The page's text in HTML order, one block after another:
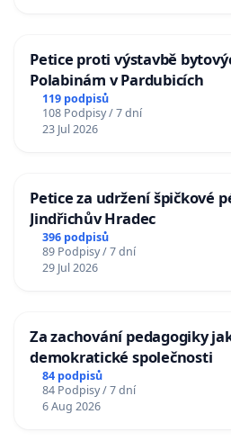
Petice proti výstavbě
Polabinám v Pardubicích
119 podpisů
108 Podpisy / 7 dní
23 Jul 2026
Petice za udržení špičkové
Jindřichův Hradec
396 podpisů
89 Podpisy / 7 dní
29 Jul 2026
Za zachování pedagogiky
demokratické společnosti
84 podpisů
84 Podpisy / 7 dní
6 Aug 2026